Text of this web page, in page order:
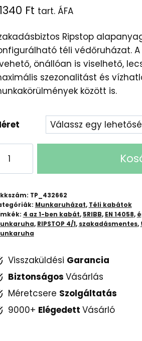
Ft tart. ÁFA
Ripstop
téli védőruházat.
önállóan is viselhető,
szezonalitást és
között is.
TP_432662
Munkaruházat, Téli kabátok
4 az 1-ben kabát, 5RIBB, EN 14058,
, RIPSTOP 4/1, szakadásmentes,
Visszaküldési Garancia
Biztonságos Vásárlás
Méretcsere Szolgáltatás
9000+ Elégedett Vásárló